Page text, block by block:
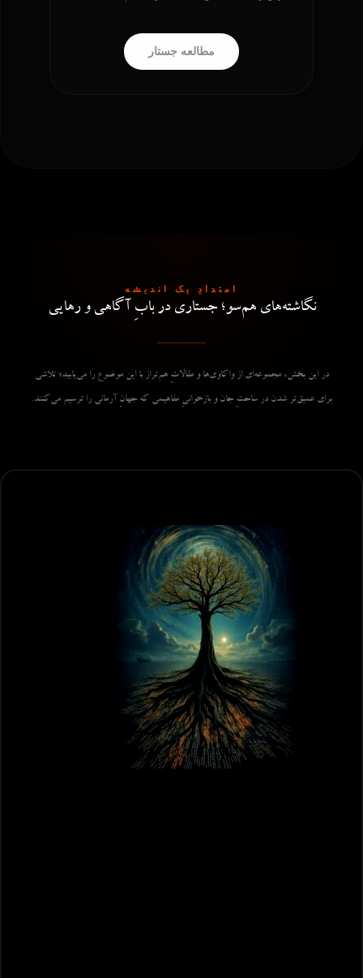
ورود به دنیای اثر
مطالعه جستار
امتدادِ یک اندیشه
نگاشته‌های هم‌سو؛ جستاری در بابِ آگاهی و رهایی
در این بخش، مجموعه‌ای از واکاوی‌ها و مقالاتِ هم‌تراز با این موضوع را می‌یابید؛ تلاشی
برای عمیق‌تر شدن در ساحتِ جان و بازخوانیِ مفاهیمی که جهانِ آرمانی را ترسیم می‌کنند.